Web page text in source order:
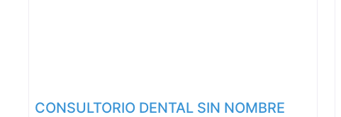
CONSULTORIO DENTAL SIN NOMBRE